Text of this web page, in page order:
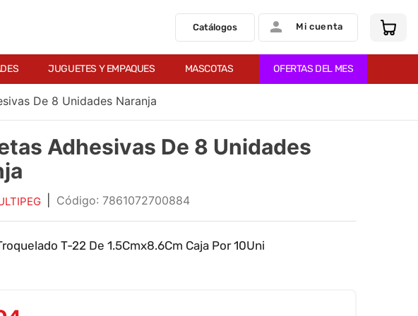
Catálogos Mi cuenta
JUGUETES Y EMPAQUES MASCOTAS OFERTAS DEL MES
De 8 Unidades Naranja
Adhesivas De 8 Unidades
: 7861072700884
T-22 De 1.5Cmx8.6Cm Caja Por 10Uni